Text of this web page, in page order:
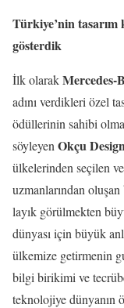
Türkiye’nin tasarım
gösterdik
İlk olarakMercedes-
adını verdikleri özel
ödüllerinin sahibi
söyleyen Okçu
ülkelerinden seçilen
uzmanlarından
layık görülmekten
dünyası için büyük
ülkemize getirmenin
bilgi birikimi ve
teknolojiye dünyanın